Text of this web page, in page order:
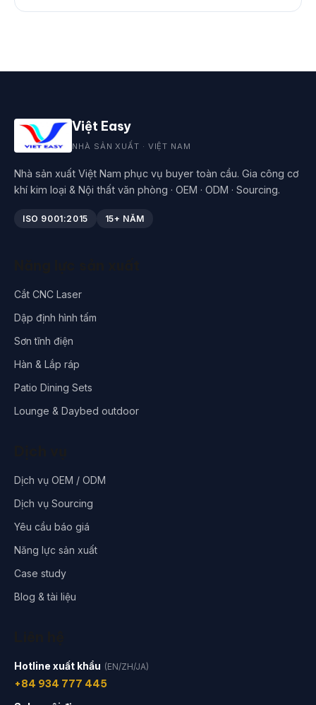
Việt Easy
NHÀ SẢN XUẤT · VIỆT NAM
Nhà sản xuất Việt Nam phục vụ buyer toàn cầu. Gia công cơ
khí kim loại & Nội thất văn phòng · OEM · ODM · Sourcing.
ISO 9001:2015 15+ NĂM
Cắt CNC Laser
Dập định hình tấm
Sơn tĩnh điện
Hàn & Lắp ráp
Patio Dining Sets
Lounge & Daybed outdoor
Dịch vụ OEM / ODM
Dịch vụ Sourcing
Yêu cầu báo giá
Năng lực sản xuất
Case study
Blog & tài liệu
Hotline xuất khẩu (EN/ZH/JA)
+84 934 777 445